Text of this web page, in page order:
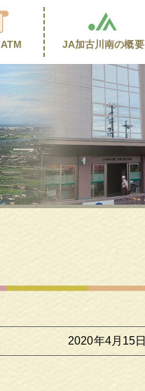
ATM JA加古川南の概要
2020年4月15日